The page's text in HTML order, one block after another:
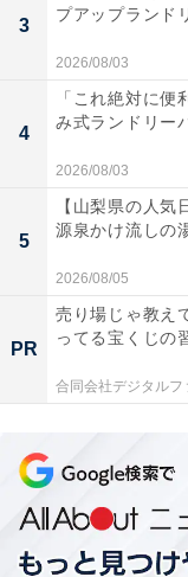
3
プアップランド
2026/08/03
4
「これ絶対に
み式ランドリー
2026/08/03
5
【山梨県の人
源泉かけ流しの
2026/08/05
PR
売り場じゃ教え
ってる宝くじの
合同会社デジタルフ